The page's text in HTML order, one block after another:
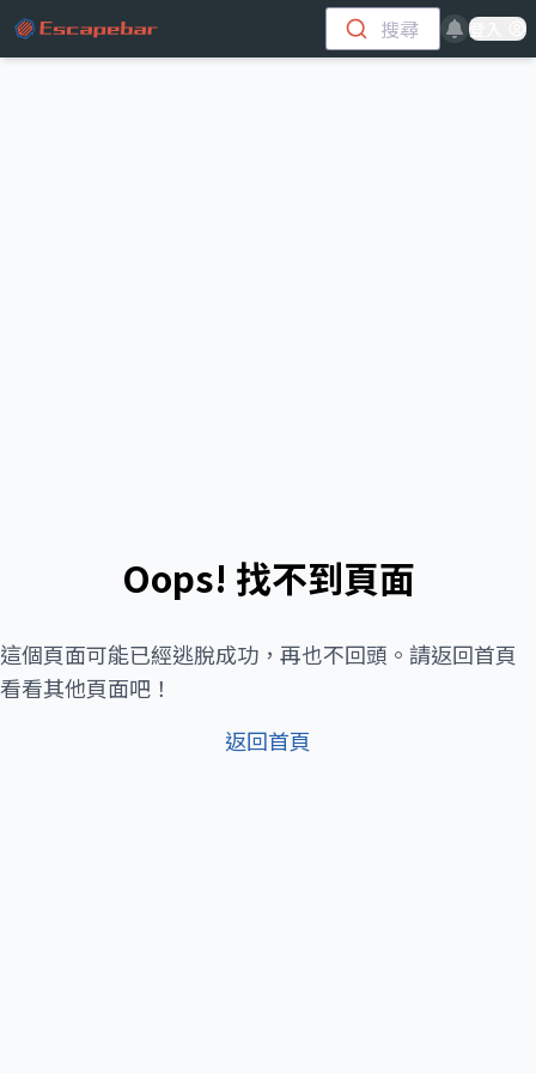
跳至主要內容
搜尋 登入
Oops! 找不到頁面
這個頁面可能已經逃脫成功，再也不回頭。請返回首頁
看看其他頁面吧！
返回首頁